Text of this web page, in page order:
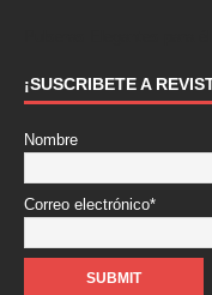
¡SUSCRIBETE A
Nombre
Correo electrónico*